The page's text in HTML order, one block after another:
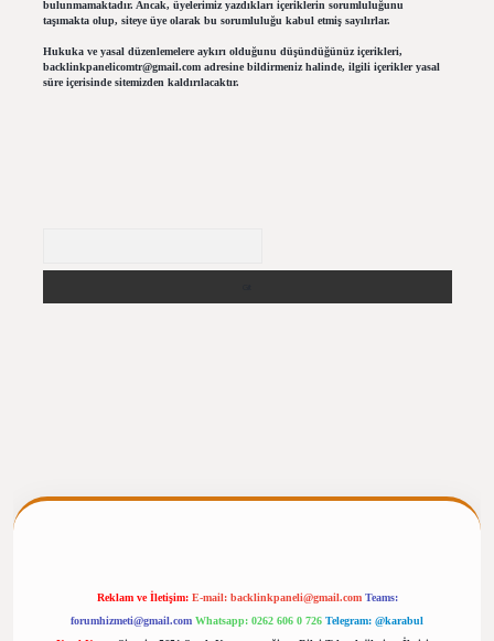
bulunmamaktadır. Ancak, üyelerimiz yazdıkları içeriklerin sorumluluğunu
taşımakta olup, siteye üye olarak bu sorumluluğu kabul etmiş sayılırlar.
Hukuka ve yasal düzenlemelere aykırı olduğunu düşündüğünüz içerikleri,
backlinkpanelicomtr@gmail.comadresine bildirmeniz halinde, ilgili içerikler yasal
süre içerisinde sitemizden kaldırılacaktır.
Reklam ve İletişim: E-mail: backlinkpaneli@gmail.com Teams:
forumhizmeti@gmail.com Whatsapp: 0262 606 0 726 Telegram: @karabul